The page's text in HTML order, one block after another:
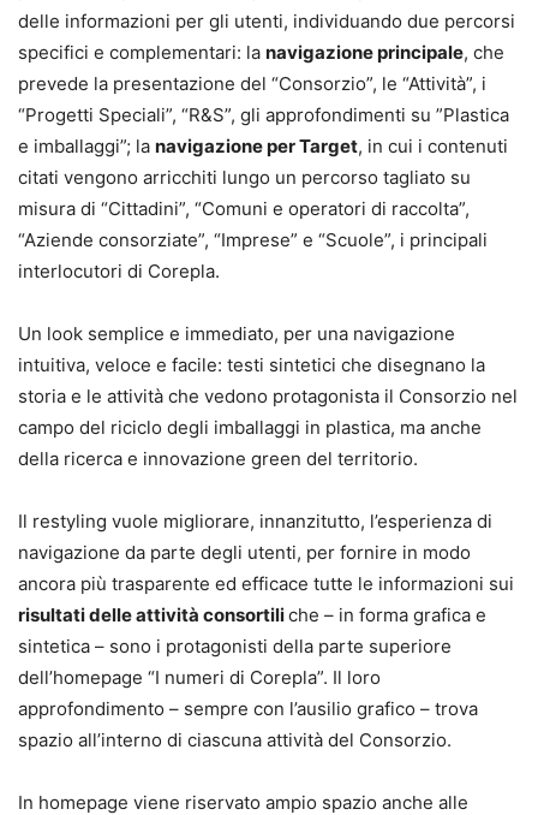
delle informazioni per gli utenti, individuando due percorsi
specifici e complementari: la navigazione principale, che
prevede la presentazione del “Consorzio”, le “Attività”, i
“Progetti Speciali”, “R&S”, gli approfondimenti su ”Plastica
e imballaggi”; la navigazione per Target, in cui i contenuti
citati vengono arricchiti lungo un percorso tagliato su
misura di “Cittadini”, “Comuni e operatori di raccolta”,
“Aziende consorziate”, “Imprese” e “Scuole”, i principali
interlocutori di Corepla.
Un look semplice e immediato, per una navigazione
intuitiva, veloce e facile: testi sintetici che disegnano la
storia e le attività che vedono protagonista il Consorzio nel
campo del riciclo degli imballaggi in plastica, ma anche
della ricerca e innovazione green del territorio.
Il restyling vuole migliorare, innanzitutto, l’esperienza di
navigazione da parte degli utenti, per fornire in modo
ancora più trasparente ed efficace tutte le informazioni sui
risultati delle attività consortiliche – in forma grafica e
sintetica – sono i protagonisti della parte superiore
dell’homepage “I numeri di Corepla”. Il loro
approfondimento – sempre con l’ausilio grafico – trova
spazio all’interno di ciascuna attività del Consorzio.
In homepage viene riservato ampio spazio anche alle